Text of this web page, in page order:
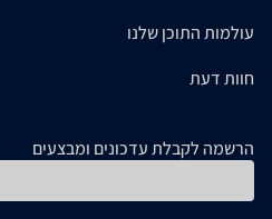
עולמות התוכן שלנו
חוות דעת
הרשמה לקבלת עדכונים ומבצעים